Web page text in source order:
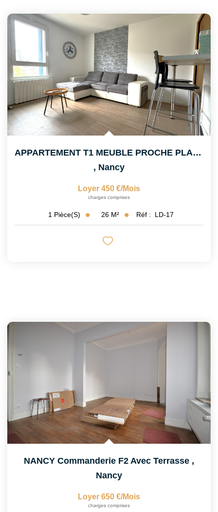
APPARTEMENT T1 MEUBLE PROCHE PLACE DES VOSGES
, Nancy
Loyer 450 €/mois
charges comprises
1 Pièce(s) 26 M² Réf : LD-17
NANCY Commanderie F2 Avec Terrasse ,
Nancy
Loyer 650 €/mois
charges comprises